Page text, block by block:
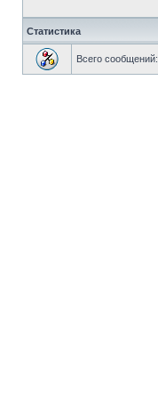
Статистика
Всего сообщений: